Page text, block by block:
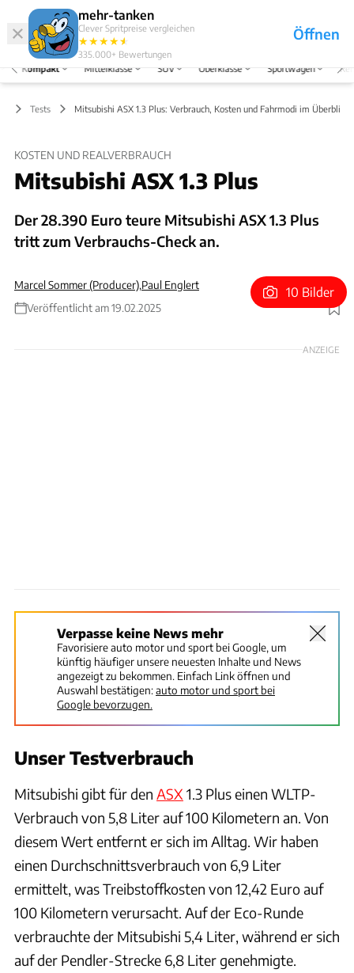
mehr-tanken
Clever Spritpreise vergleichen
★★★★★
★
335.000+ Bewertungen
Öffnen
Abo
Menü
Kompakt Mittelklasse SUV Oberklasse Sportwagen
Tests Mitsubishi ASX 1.3 Plus: Verbrauch, Kosten und Fahrmodi im Überblick
KOSTEN UND REALVERBRAUCH
Mitsubishi ASX 1.3 Plus
Der 28.390 Euro teure Mitsubishi ASX 1.3 Plus
tritt zum Verbrauchs-Check an.
Marcel Sommer (Producer),Paul Englert
Veröffentlicht am 19.02.2025
Foto: ACHIM HARTMANN
10 Bilder
ANZEIGE
Verpasse keine News mehr
Favorisiere auto motor und sport bei Google, um
künftig häufiger unsere neuesten Inhalte und News
angezeigt zu bekommen. Einfach Link öffnen und
Auswahl bestätigen:auto motor und sport bei
Google bevorzugen.
Unser Testverbrauch
Mitsubishi gibt für den ASX 1.3 Plus einen WLTP-
Verbrauch von 5,8 Liter auf 100 Kilometern an. Von
diesem Wert entfernt er sich im Alltag. Wir haben
einen Durchschnittsverbrauch von 6,9 Liter
ermittelt, was Treibstoffkosten von 12,42 Euro auf
100 Kilometern verursacht. Auf der Eco-Runde
verbrauchte der Mitsubishi 5,4 Liter, während er sich
auf der Pendler-Strecke 6,8 Liter genehmigte.